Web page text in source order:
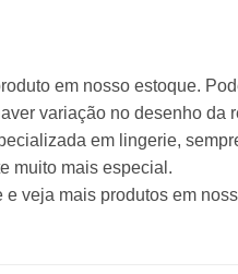
em nosso estoque.
variação no desenho da
em lingerie,
muito mais especial.
e veja mais produtos em